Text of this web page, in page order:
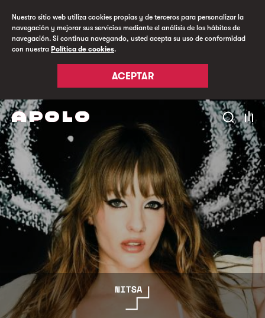
Nuestro sitio web utiliza cookies propias y de terceros para personalizar la
navegación y mejorar sus servicios mediante el análisis de los hábitos de
navegación. Si continua navegando, usted acepta su uso de conformidad
con nuestra Política de cookies.
ACEPTAR